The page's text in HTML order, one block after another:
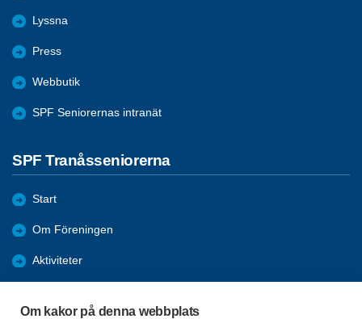
Om kakor på denna webbplats
Lyssna
Press
Webbutik
SPF Seniorernas intranät
SPF Tranåsseniorerna
Start
Om Föreningen
Aktiviteter